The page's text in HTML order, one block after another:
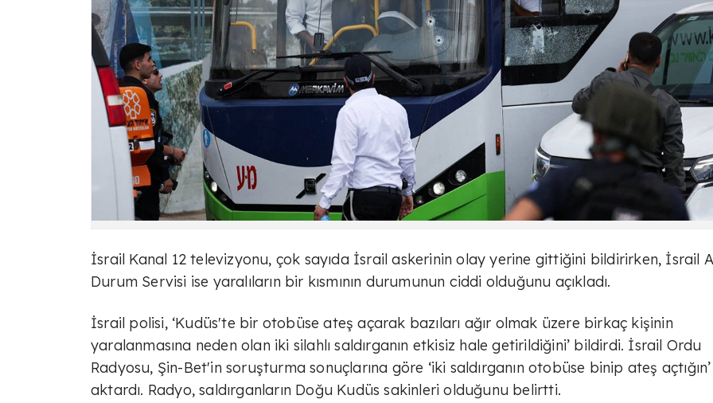
İsrail Kanal 12 televizyonu, çok sayıda İsrail askerinin olay yerine gittiğini bildirirken, İsrail
Durum Servisi ise yaralıların bir kısmının durumunun ciddi olduğunu açıkladı.
İsrail polisi, ‘Kudüs'te bir otobüse ateş açarak bazıları ağır olmak üzere birkaç kişinin
yaralanmasına neden olan iki silahlı saldırganın etkisiz hale getirildiğini’ bildirdi. İsrail Ordu
Radyosu, Şin-Bet'in soruşturma sonuçlarına göre ‘iki saldırganın otobüse binip ateş açtığın’
aktardı. Radyo, saldırganların Doğu Kudüs sakinleri olduğunu belirtti.